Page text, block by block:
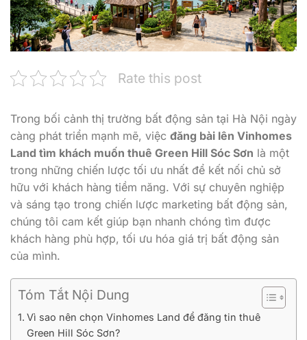
Rate this post
Trong bối cảnh thị trường bất động sản tại Hà Nội ngày
càng phát triển mạnh mẽ, việc đăng bài lên Vinhomes
Land tìm khách muốn thuê Green Hill Sóc Sơn là một
trong những chiến lược tối ưu nhất để kết nối chủ sở
hữu với khách hàng tiềm năng. Với sự chuyên nghiệp
và sáng tạo trong chiến lược marketing bất động sản,
chúng tôi cam kết giúp bạn nhanh chóng tìm được
khách hàng phù hợp, tối ưu hóa giá trị bất động sản
của mình.
Tóm Tắt Nội Dung
Vì sao nên chọn Vinhomes Land để đăng tin thuê
Green Hill Sóc Sơn?